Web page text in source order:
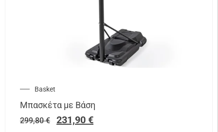
Basket
Μπασκέτα με Βάση
299,80€ 231,90 €